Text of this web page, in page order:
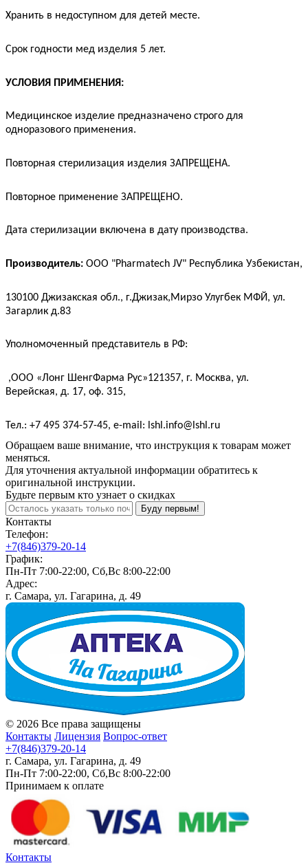
Хранить в недоступном для детей месте.
Срок годности мед изделия 5 лет.
УСЛОВИЯ ПРИМЕНЕНИЯ:
Медицинское изделие предназначено строго для
одноразового применения.
Повторная стерилизация изделия ЗАПРЕЩЕНА.
Повторное применение ЗАПРЕЩЕНО.
Дата стерилизации включена в дату производства.
Производитель: ООО "Pharmatech JV" Республика Узбекистан,
130100 Джизакская обл., г.Джизак,Мирзо Улугбек МФЙ, ул.
Загарлик д.83
Уполномоченный представитель в РФ:
,ООО «Лонг ШенгФарма Рус»121357, г. Москва, ул.
Верейская, д. 17, оф. 315,
Тел.: +7 495 374-57-45, e-mail : lshl .info@ lshl .ru
Обращаем ваше внимание, что инструкция к товарам может
меняться.
Для уточнения актуальной информации обратитесь к
оригинальной инструкции.
Будьте первым кто узнает о скидках
Буду первым!
Контакты
Телефон:
+7(846)379-20-14
График:
Пн-Пт 7:00-22:00, Сб,Вс 8:00-22:00
Адрес:
г. Самара, ул. Гагарина, д. 49
© 2026 Все права защищены
Контакты Лицензия Вопрос-ответ
+7(846)379-20-14
г. Самара, ул. Гагарина, д. 49
Пн-Пт 7:00-22:00, Сб,Вс 8:00-22:00
Принимаем к оплате
Контакты